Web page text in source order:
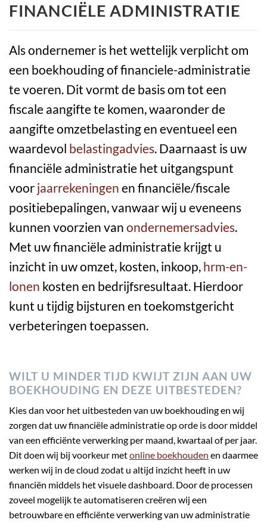
FINANCIËLE ADMINISTRATIE
Als ondernemer is het wettelijk verplicht om
een boekhouding of financiele-administratie
te voeren. Dit vormt de basis om tot een
fiscale aangifte te komen, waaronder de
aangifte omzetbelasting en eventueel een
waardevol belastingadvies. Daarnaast is uw
financiële administratie het uitgangspunt
voor jaarrekeningen en financiële/fiscale
positiebepalingen, vanwaar wij u eveneens
kunnen voorzien van ondernemersadvies.
Met uw financiële administratie krijgt u
inzicht in uw omzet, kosten, inkoop, hrm-en-
lonen kosten en bedrijfsresultaat. Hierdoor
kunt u tijdig bijsturen en toekomstgericht
verbeteringen toepassen.
WILT U MINDER TIJD KWIJT ZIJN AAN UW
BOEKHOUDING EN DEZE UITBESTEDEN?
Kies dan voor het uitbesteden van uw boekhouding en wij
zorgen dat uw financiële administratie op orde is door middel
van een efficiënte verwerking per maand, kwartaal of per jaar.
Dit doen wij bij voorkeur metonline boekhouden en daarmee
werken wij in de cloud zodat u altijd inzicht heeft in uw
financiën middels het visuele dashboard. Door de processen
zoveel mogelijk te automatiseren creëren wij een
betrouwbare en efficiënte verwerking van uw administratie